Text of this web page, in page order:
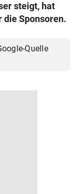
steigt, hat
die Sponsoren.
Quelle